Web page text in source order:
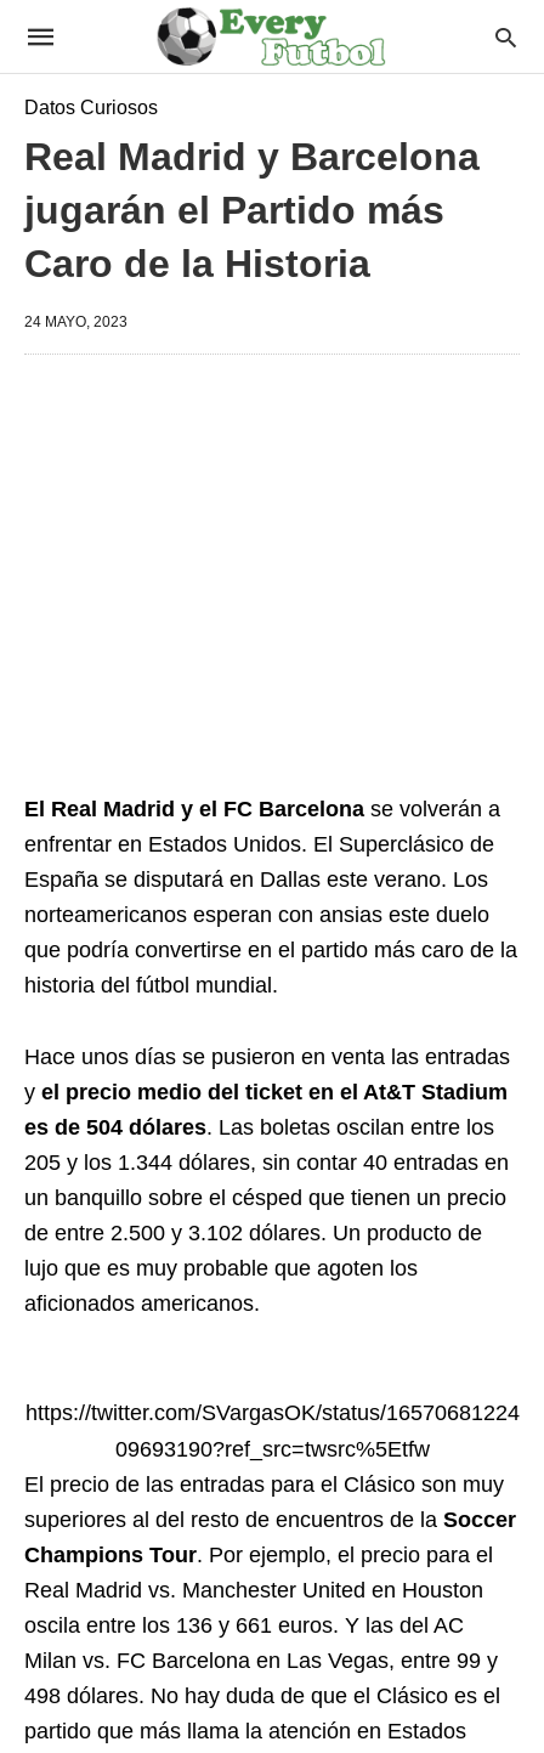
Datos Curiosos
Real Madrid y Barcelona
jugarán el Partido más
Caro de la Historia
24 MAYO, 2023
El Real Madrid y el FC Barcelona se volverán a
enfrentar en Estados Unidos. El Superclásico de
España se disputará en Dallas este verano. Los
norteamericanos esperan con ansias este duelo
que podría convertirse en el partido más caro de la
historia del fútbol mundial.
Hace unos días se pusieron en venta las entradas
y el precio medio del ticket en el At&T Stadium
es de 504 dólares. Las boletas oscilan entre los
205 y los 1.344 dólares, sin contar 40 entradas en
un banquillo sobre el césped que tienen un precio
de entre 2.500 y 3.102 dólares. Un producto de
lujo que es muy probable que agoten los
aficionados americanos.
https://twitter.com/SVargasOK/status/16570681224
09693190?ref_src=twsrc%5Etfw
El precio de las entradas para el Clásico son muy
superiores al del resto de encuentros de la Soccer
Champions Tour. Por ejemplo, el precio para el
Real Madrid vs. Manchester United en Houston
oscila entre los 136 y 661 euros. Y las del AC
Milan vs. FC Barcelona en Las Vegas, entre 99 y
498 dólares. No hay duda de que el Clásico es el
partido que más llama la atención en Estados